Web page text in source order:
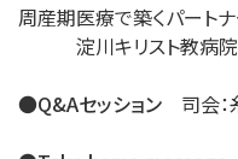
周産期医療で築くパート
淀川キリスト教病院
●Q&Aセッション 司会：